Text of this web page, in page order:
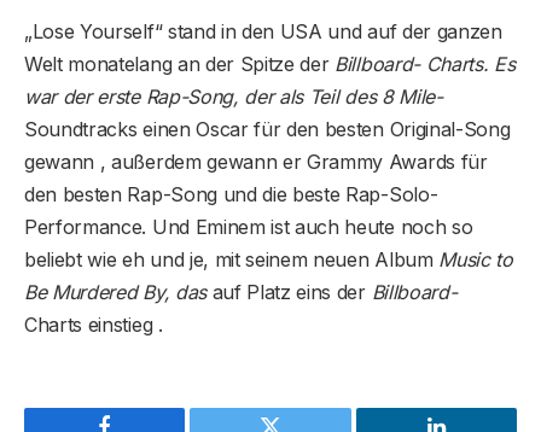
„Lose Yourself“ stand in den USA und auf der ganzen
Welt monatelang an der Spitze der Billboard- Charts. Es
war der erste Rap-Song, der als Teil des 8 Mile-
Soundtracks einen Oscar für den besten Original-Song
gewann , außerdem gewann er Grammy Awards für
den besten Rap-Song und die beste Rap-Solo-
Performance. Und Eminem ist auch heute noch so
beliebt wie eh und je, mit seinem neuen Album Music to
Be Murdered By, dasauf Platz eins der Billboard-
Charts einstieg .